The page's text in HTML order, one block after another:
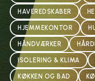
HAVEREDSKABER
HJEMMEKONTOR
HÅNDVÆRKER
ISOLERING & KLIMA
KØKKEN OG BAD